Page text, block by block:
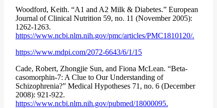
Woodford, Keith. “A1 and A2 Milk & Diabetes.” European
Journal of Clinical Nutrition 59, no. 11 (November 2005):
1262-1263.
https://www.ncbi.nlm.nih.gov/pmc/articles/PMC1810120/.
https://www.mdpi.com/2072-6643/6/1/15
Cade, Robert, Zhongjie Sun, and Fiona McLean. “Beta-
casomorphin-7: A Clue to Our Understanding of
Schizophrenia?” Medical Hypotheses 71, no. 6 (December
2008): 921-922.
https://www.ncbi.nlm.nih.gov/pubmed/18000095.